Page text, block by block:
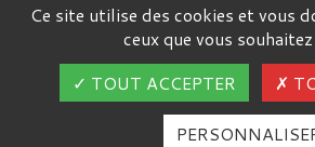
PARAMÈTRES
Alcool : 13,43 % vol.
Acidité totale (Tartrique) : 5,00 g/l
Sucre résiduel : 77,90 g/l
Ce site utilise des cookies et vous
ceux que vous
TOUT ACCEPTER